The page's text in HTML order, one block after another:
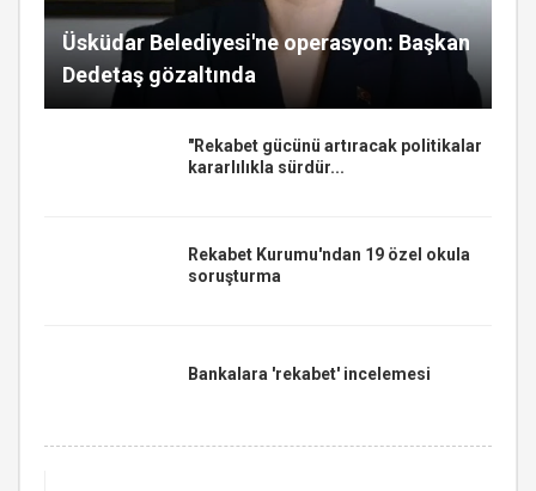
Üsküdar Belediyesi'ne operasyon: Başkan
Dedetaş gözaltında
"Rekabet gücünü artıracak politikalar
kararlılıkla sürdür...
Rekabet Kurumu'ndan 19 özel okula
soruşturma
Bankalara 'rekabet' incelemesi